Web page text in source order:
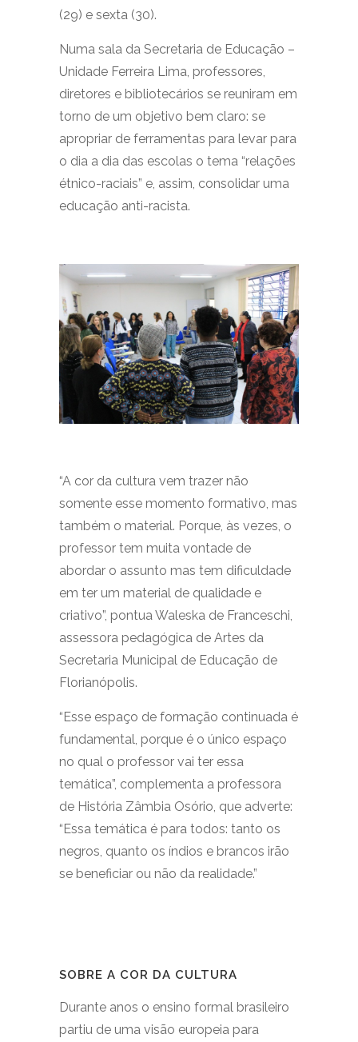
(29) e sexta (30).
Numa sala da Secretaria de Educação –
Unidade Ferreira Lima, professores,
diretores e bibliotecários se reuniram em
torno de um objetivo bem claro: se
apropriar de ferramentas para levar para
o dia a dia das escolas o tema “relações
étnico-raciais” e, assim, consolidar uma
educação anti-racista.
“A cor da cultura vem trazer não
somente esse momento formativo, mas
também o material. Porque, às vezes, o
professor tem muita vontade de
abordar o assunto mas tem dificuldade
em ter um material de qualidade e
criativo”, pontua Waleska de Franceschi,
assessora pedagógica de Artes da
Secretaria Municipal de Educação de
Florianópolis.
“Esse espaço de formação continuada é
fundamental, porque é o único espaço
no qual o professor vai ter essa
temática”, complementa a professora
de História Zâmbia Osório, que adverte:
“Essa temática é para todos: tanto os
negros, quanto os índios e brancos irão
se beneficiar ou não da realidade.”
SOBRE A COR DA CULTURA
Durante anos o ensino formal brasileiro
partiu de uma visão europeia para